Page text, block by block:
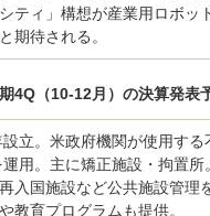
ティ」構想が産業用ロボッ
期待される。
4Q（10-12月）の決算発表
立。米政府機関が使用する
用。主に矯正施設・拘置所。
入国施設など公共施設管理
教育プログラムも提供。